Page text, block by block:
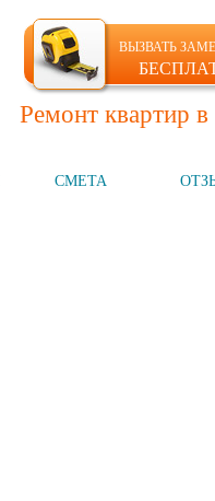
ВЫЗВАТЬ
Ремонт квартир
СМЕТА